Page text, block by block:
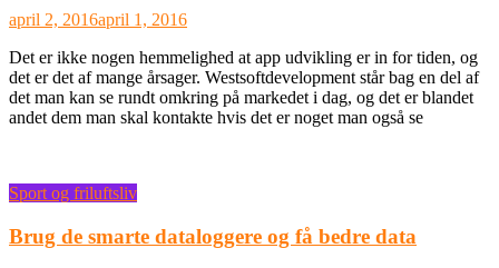
april 2, 2016april 1, 2016
Det er ikke nogen hemmelighed at app udvikling er in for tiden, og
det er det af mange årsager. Westsoftdevelopment står bag en del af
det man kan se rundt omkring på markedet i dag, og det er blandet
andet dem man skal kontakte hvis det er noget man også se
Sport og friluftsliv
Brug de smarte dataloggere og få bedre data